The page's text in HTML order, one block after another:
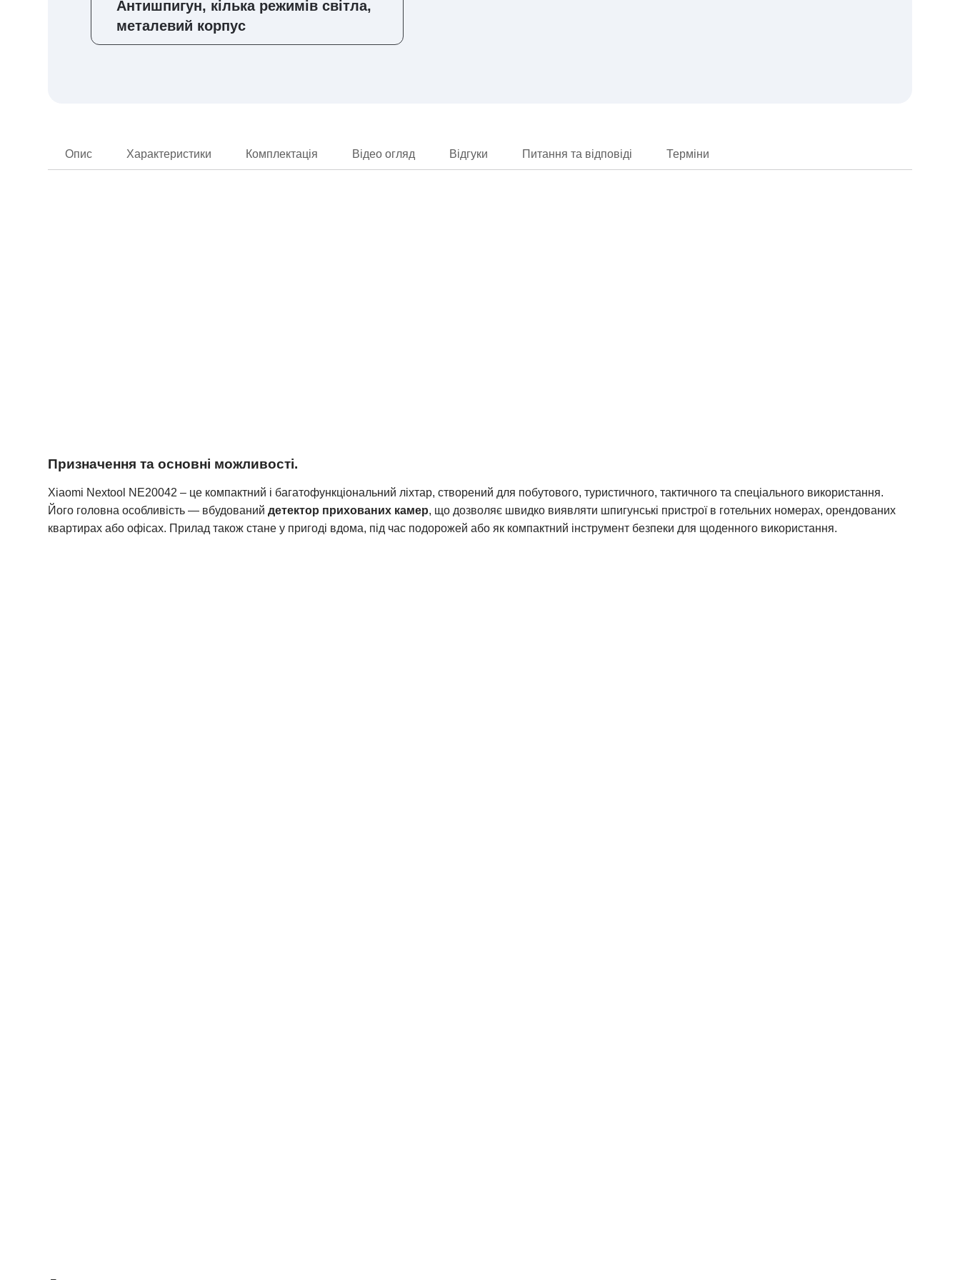
Антишпигун, кілька режимів світла,
металевий корпус
Опис Характеристики Комплектація Відео огляд Відгуки Питання та відповіді Терміни
Призначення та основні можливості.
Xiaomi Nextool NE20042 – це компактний і багатофункціональний ліхтар, створений для побутового, туристичного, тактичного та спеціального використання.
Його головна особливість — вбудований детектор прихованих камер, що дозволяє швидко виявляти шпигунські пристрої в готельних номерах, орендованих
квартирах або офісах. Прилад також стане у пригоді вдома, під час подорожей або як компактний інструмент безпеки для щоденного використання.